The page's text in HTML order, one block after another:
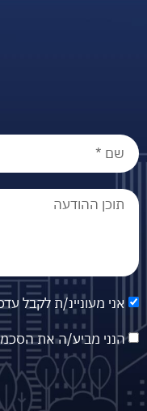
אני מעוניינ/ת לקבל
הנני מביע/ה את